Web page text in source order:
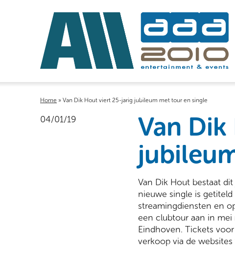
Home » Van Dik Hout viert 25-jarig jubileum met tour en single
04/01/19
Van
Van Dik Hout bestaat
nieuwe single is getiteld
streamingdiensten en
een clubtour aan in
Eindhoven. Tickets
verkoop via de websites